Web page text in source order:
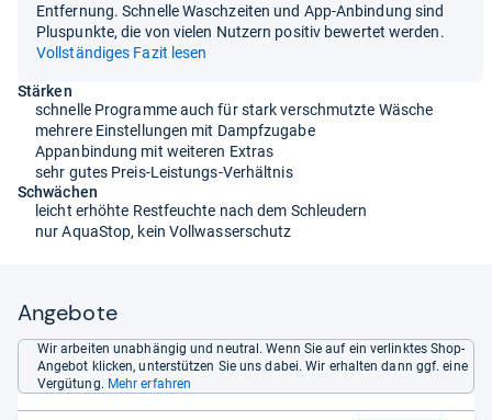
Entfernung. Schnelle Waschzeiten und App-Anbindung sind
Pluspunkte, die von vielen Nutzern positiv bewertet werden.
Vollständiges Fazit lesen
Stärken
schnelle Programme auch für stark verschmutzte Wäsche
mehrere Einstellungen mit Dampfzugabe
Appanbindung mit weiteren Extras
sehr gutes Preis-Leistungs-Verhältnis
Schwächen
leicht erhöhte Restfeuchte nach dem Schleudern
nur AquaStop, kein Vollwasserschutz
Angebote
Wir arbeiten unabhängig und neutral. Wenn Sie auf ein verlinktes Shop-
Angebot klicken, unterstützen Sie uns dabei. Wir erhalten dann ggf. eine
Vergütung. Mehr erfahren